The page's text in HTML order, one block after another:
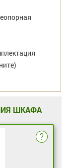
ШКАФА